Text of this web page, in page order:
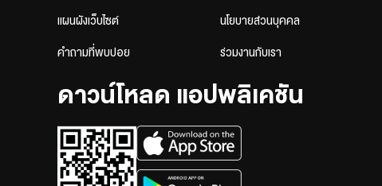
แผนผังเว็บไซต์ นโยบายส่วนบุคคล
คำถามที่พบบ่อย ร่วมงานกับเรา
ดาวน์โหลด แอปพลิเคชัน